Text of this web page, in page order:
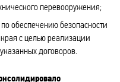
перевооружения;
обеспечению безопасности
с целью реализации
договоров.